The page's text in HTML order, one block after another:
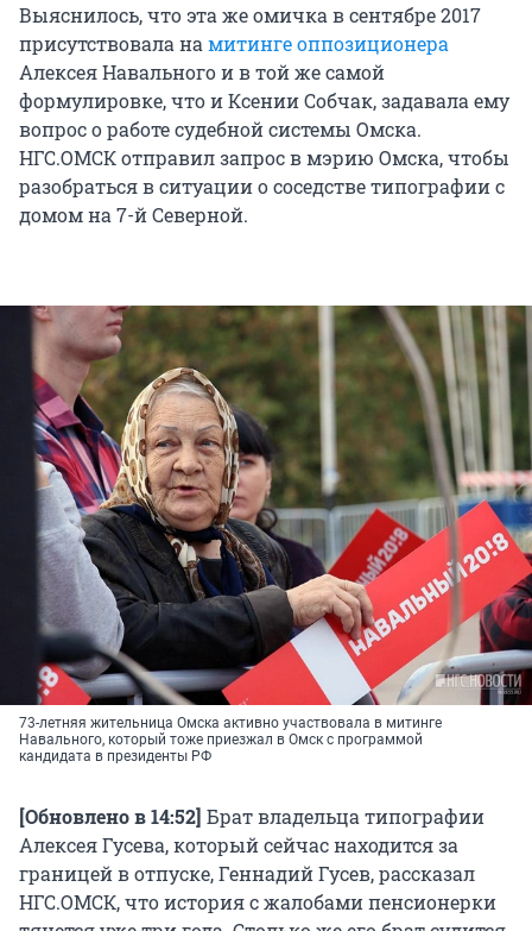
Выяснилось, что эта же омичка в сентябре 2017
присутствовала на митинге оппозиционера
Алексея Навального и в той же самой
формулировке, что и Ксении Собчак, задавала ему
вопрос о работе судебной системы Омска.
НГС.ОМСК отправил запрос в мэрию Омска, чтобы
разобраться в ситуации о соседстве типографии с
домом на 7-й Северной.
73-летняя жительница Омска активно участвовала в митинге
Навального, который тоже приезжал в Омск с программой
кандидата в президенты РФ
[Обновлено в 14:52] Брат владельца типографии
Алексея Гусева, который сейчас находится за
границей в отпуске, Геннадий Гусев, рассказал
НГС.ОМСК, что история с жалобами пенсионерки